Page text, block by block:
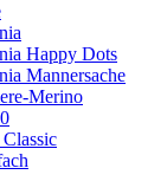
Happy Dots
Mannersache
Merino